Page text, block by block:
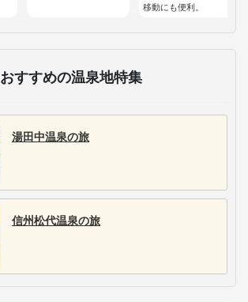
移動にも便利。
おすすめの温泉地特集
湯田中温泉の旅
信州松代温泉の旅